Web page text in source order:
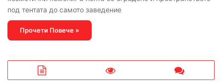
под тентата до самото заведение
Прочети Повече »